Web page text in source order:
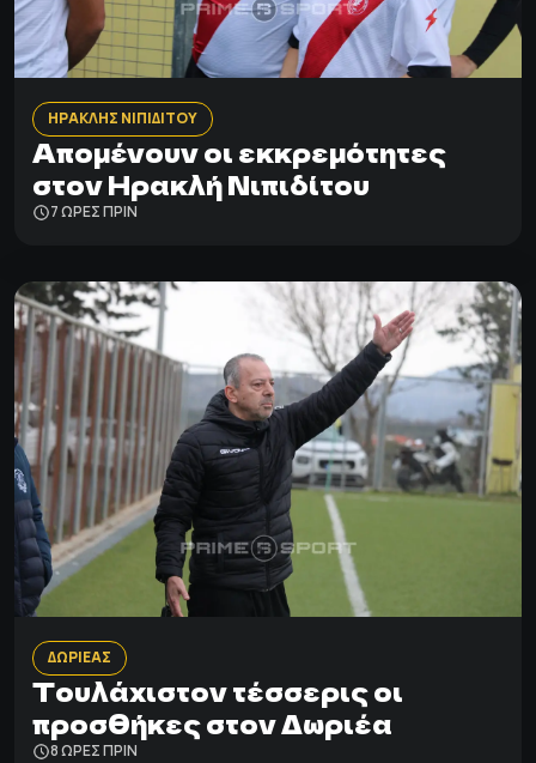
ΗΡΑΚΛΗΣ ΝΙΠΙΔΙΤΟΥ
Απομένουν οι εκκρεμότητες
στον Ηρακλή Νιπιδίτου
7 ΩΡΕΣ ΠΡΙΝ
ΔΩΡΙΕΑΣ
Τουλάχιστον τέσσερις οι
προσθήκες στον Δωριέα
8 ΩΡΕΣ ΠΡΙΝ